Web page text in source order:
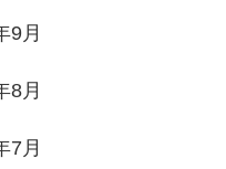
9月
8月
7月